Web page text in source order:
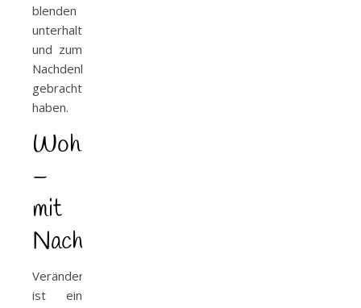
blenden
unterhalten
und zum
Nachdenken
gebracht
haben.
Wohlfühlroman
–
mit
Nachdenkimpulsen
Veränderungsgetümmel
ist ein